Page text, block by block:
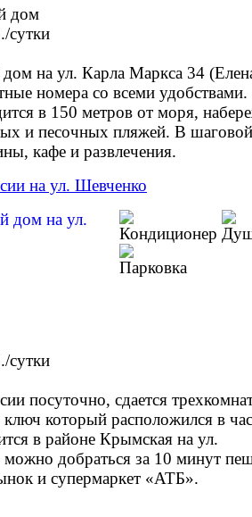
дом
/сутки
дом на ул. Карла Маркса 34
номера со всеми удобствами.
в 150 метров от моря,
и песочных пляжей. В шаговой
кафе и развлечения.
на ул. Шевченко
/сутки
посуточно, сдается
который расположился в
в районе Крымская на ул.
добраться за 10 минут
и супермаркет «АТБ».